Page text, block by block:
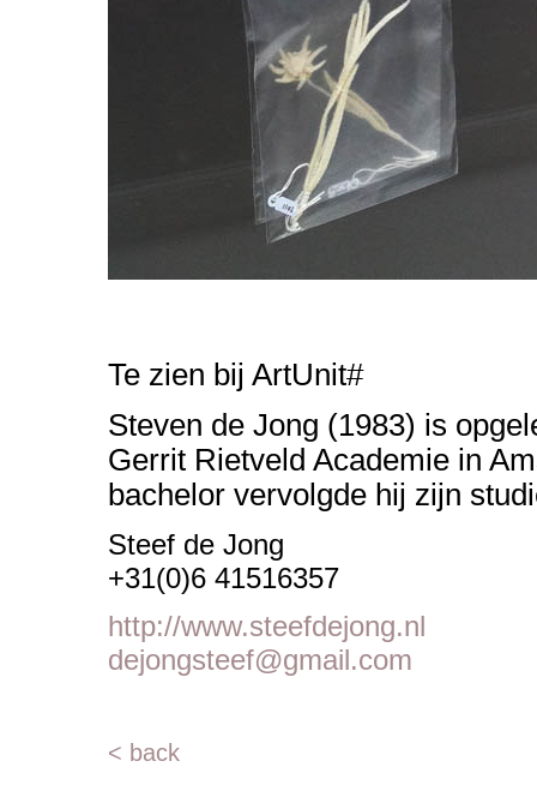
Te zien bij ArtUnit#
Steven de Jong (1983) is
Gerrit Rietveld Academie in
bachelor vervolgde hij zijn
Steef de Jong
+31(0)6 41516357
http://www.steefdejong.nl
dejongsteef@gmail.com
< back